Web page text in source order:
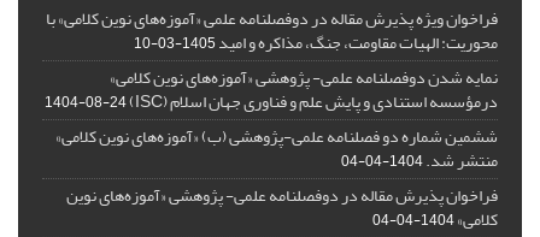
فراخوان ویژه پذیرش مقاله در دوفصلنامه علمی «آموزه‌های نوین کلامی» با
محوریت: الهیات مقاومت، جنگ، مذاکره و امید1405-03-10
نمایه شدن دوفصلنامه علمی- پژوهشی «آموزه‌های نوین کلامی»
درمؤسسه استنادی و پایش علم و فناوری جهان اسلام (ISC) 1404-08-24
ششمین شماره دو فصلنامه علمی-پژوهشی (ب) «آموزه‌های نوین کلامی»
منتشر شد.1404-04-04
فراخوان پذیرش مقاله در دوفصلنامه علمی- پژوهشی «آموزه‌های نوین
کلامی»1404-04-04